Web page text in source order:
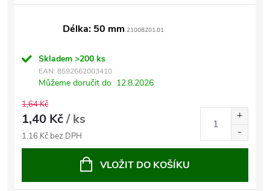
Délka: 50 mm 21008201.01
Skladem >200 ks
EAN: 8592662003410
Můžeme doručit do 12.8.2026
1,64 Kč
1,40 Kč/ ks
1,16 Kč bez DPH
VLOŽIT DO KOŠÍKU